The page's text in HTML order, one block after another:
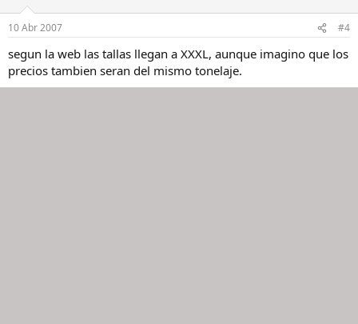
10 Abr 2007 #4
segun la web las tallas llegan a XXXL, aunque imagino que los
precios tambien seran del mismo tonelaje.